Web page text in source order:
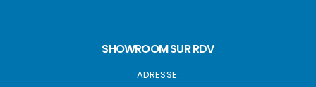
SHOWROOM SUR RDV
ADRESSE: